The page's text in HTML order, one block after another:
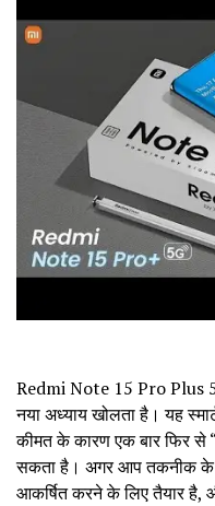
Redmi Note 15 Pro Plus
नया अध्याय खोलता है। यह
कीमत के कारण एक बार फिर
सकता है। अगर आप तकनीक के
आकर्षित करने के लिए तैयार